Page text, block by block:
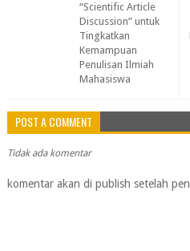
“Scientific Article
Discussion” untuk
Tingkatkan
Kemampuan
Penulisan Ilmiah
Mahasiswa
POST A COMMENT
Tidak ada komentar
komentar akan di publish setelah